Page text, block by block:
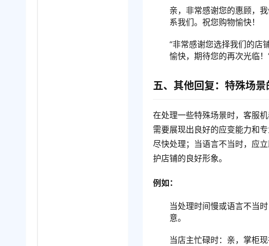
亲，非常感谢您的惠顾，
系我们。祝您购物愉快！
“非常感谢您选择我们的店
愉快，期待您的再次光临！
五、其他回复：特殊场
在处理一些特殊场景时，客服
需要展现出良好的应变能力和
尽快处理；当语言不当时，应
护店铺的良好形象。
例如：
当处理时间慢或语言不当
意。
当店主忙碌时：亲，掌柜